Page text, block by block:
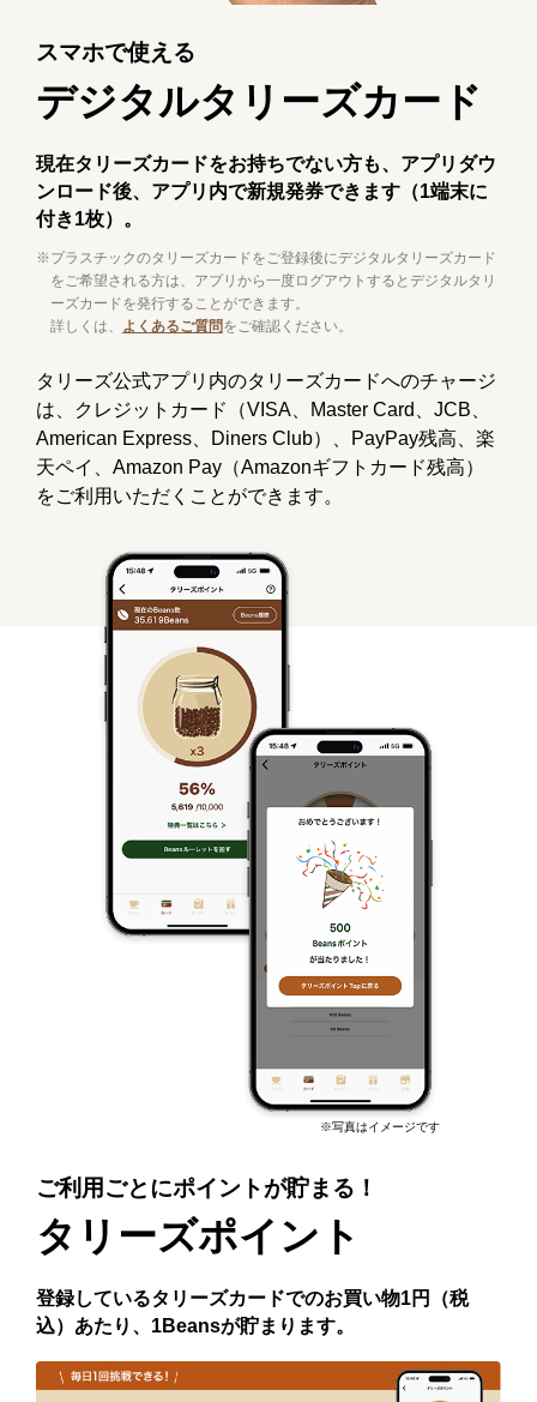
スマホで使える
デジタルタリーズカード
現在タリーズカードをお持ちでない方も、アプリダウ
ンロード後、アプリ内で新規発券できます（1端末に
付き1枚）。
※プラスチックのタリーズカードをご登録後にデジタルタリーズカード
をご希望される方は、アプリから一度ログアウトするとデジタルタリ
ーズカードを発行することができます。
詳しくは、 よくあるご質問をご確認ください。
タリーズ公式アプリ内のタリーズカードへのチャージ
は、クレジットカード（VISA、Master Card、JCB、
American Express、Diners Club）、PayPay残高、楽
天ペイ、Amazon Pay（Amazonギフトカード残高）
をご利用いただくことができます。
※写真はイメージです
ご利用ごとにポイントが貯まる！
タリーズポイント
登録しているタリーズカードでのお買い物1円（税
込）あたり、1Beansが貯まります。